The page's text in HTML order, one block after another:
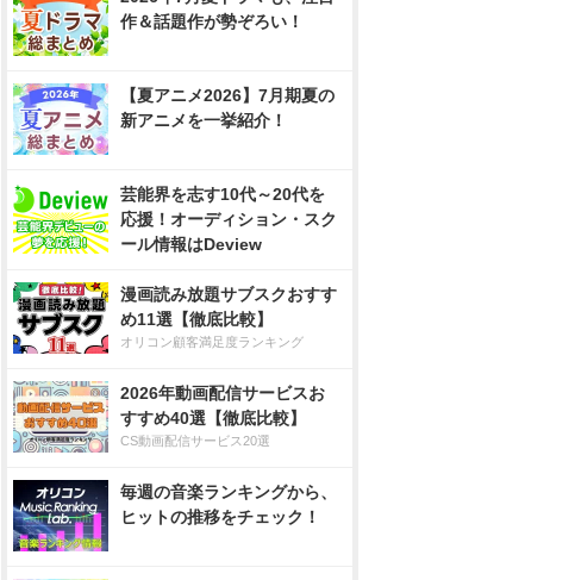
作＆話題作が勢ぞろい！
【夏アニメ2026】7月期夏の
新アニメを一挙紹介！
芸能界を志す10代～20代を
応援！オーディション・スク
ール情報はDeview
漫画読み放題サブスクおすす
め11選【徹底比較】
オリコン顧客満足度ランキング
2026年動画配信サービスお
すすめ40選【徹底比較】
CS動画配信サービス20選
毎週の音楽ランキングから、
ヒットの推移をチェック！